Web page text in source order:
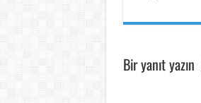
Bir yanıt yazın